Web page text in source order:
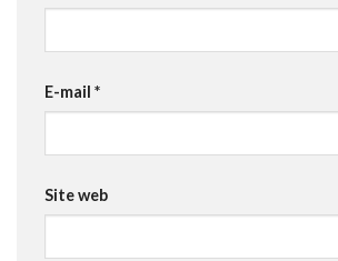
E-mail *
Site web